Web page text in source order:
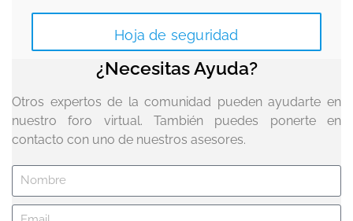
Hoja de seguridad
¿Necesitas Ayuda?
Otros expertos de la comunidad pueden ayudarte en
nuestro foro virtual. También puedes ponerte en
contacto con uno de nuestros asesores.